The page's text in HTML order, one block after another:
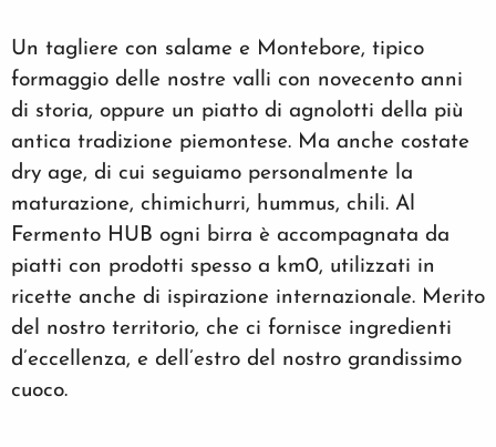
Un tagliere con salame e Montebore, tipico
formaggio delle nostre valli con novecento anni
di storia, oppure un piatto di agnolotti della più
antica tradizione piemontese. Ma anche costate
dry age, di cui seguiamo personalmente la
maturazione, chimichurri, hummus, chili. Al
Fermento HUB ogni birra è accompagnata da
piatti con prodotti spesso a km0, utilizzati in
ricette anche di ispirazione internazionale. Merito
del nostro territorio, che ci fornisce ingredienti
d’eccellenza, e dell’estro del nostro grandissimo
cuoco.